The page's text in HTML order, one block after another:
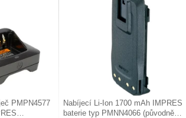
PMPN4577
Nabíjecí Li-Ion 1700 mAh IMPRES
baterie typ PMNN4066 (původně…